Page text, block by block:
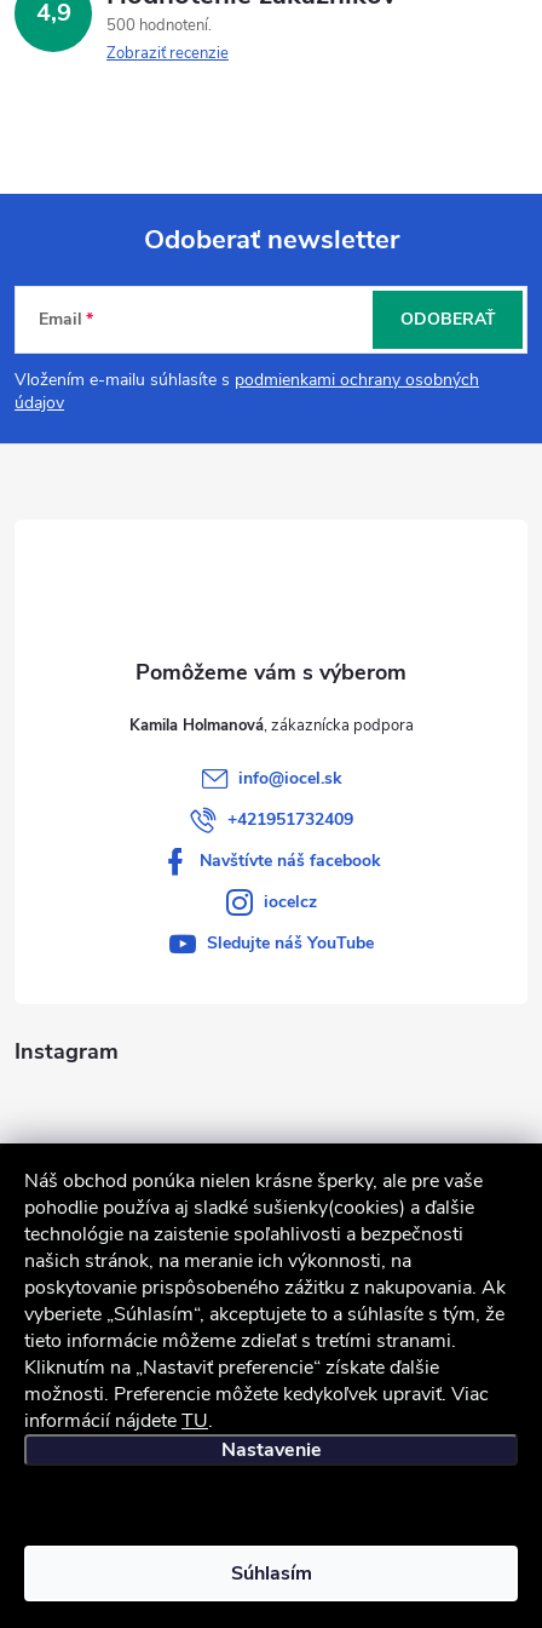
Náš obchod ponúka nielen krásne šperky, ale pre vaše
pohodlie používa aj sladké sušienky(cookies) a ďalšie
technológie na zaistenie spoľahlivosti a bezpečnosti
našich stránok, na meranie ich výkonnosti, na
poskytovanie prispôsobeného zážitku z nakupovania. Ak
vyberiete „Súhlasím“, akceptujete to a súhlasíte s tým, že
tieto informácie môžeme zdieľať s tretími stranami.
Kliknutím na „Nastaviť preferencie“ získate ďalšie
možnosti. Preferencie môžete kedykoľvek upraviť. Viac
informácií nájdeteTU.
Nastavenie
Súhlasím
4,9
500 hodnotení
Zobraziť recenzie
Z
á
p
Odoberať newsletter
Email
Vložením e-mailu súhlasíte s podmienkami ochrany osobných
údajov
ODOBERAŤ
Instagram
Sledovať na Instagrame
Služby zákazníkom
Kamila Holmanová
info@iocel.sk
+421951732409
Navštívte náš facebook
iocelcz
Sledujte náš YouTube
iocel.sk Obchodné podmienky Ochrana osobných údajov
Vytvoril Shoptet